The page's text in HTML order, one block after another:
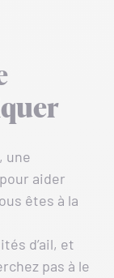
une
aider
êtes à la
d’ail, et
pas à le